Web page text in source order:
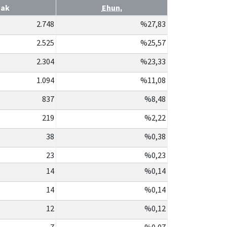
Ehun.
2.748
%27,83
2.525
%25,57
2.304
%23,33
1.094
%11,08
837
%8,48
219
%2,22
38
%0,38
23
%0,23
14
%0,14
14
%0,14
12
%0,12